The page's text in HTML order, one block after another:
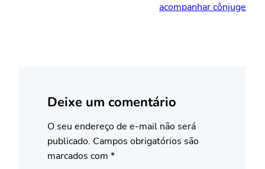
acompanhar cônjuge
Deixe um comentário
O seu endereço de e-mail não será
publicado. Campos obrigatórios são
marcados com *